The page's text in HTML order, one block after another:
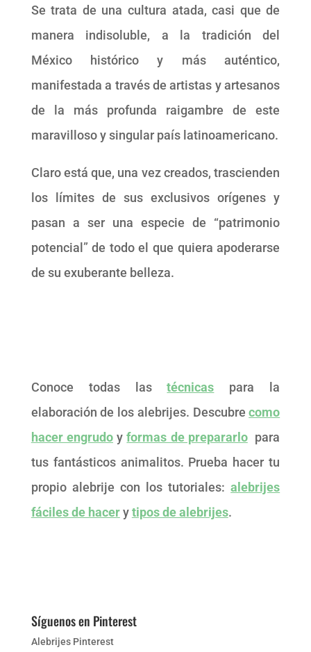
Se trata de una cultura atada, casi que de
manera indisoluble, a la tradición del
México histórico y más auténtico,
manifestada a través de artistas y artesanos
de la más profunda raigambre de este
maravilloso y singular país latinoamericano.
Claro está que, una vez creados, trascienden
los límites de sus exclusivos orígenes y
pasan a ser una especie de “patrimonio
potencial” de todo el que quiera apoderarse
de su exuberante belleza.
Conoce todas lastécnicas para la
elaboración de los alebrijes. Descubrecomo
hacer engrudo yformas de prepararlopara
tus fantásticos animalitos. Prueba hacer tu
propio alebrije con los tutoriales:alebrijes
fáciles de hacerytipos de alebrijes.
Síguenos en Pinterest
Alebrijes Pinterest